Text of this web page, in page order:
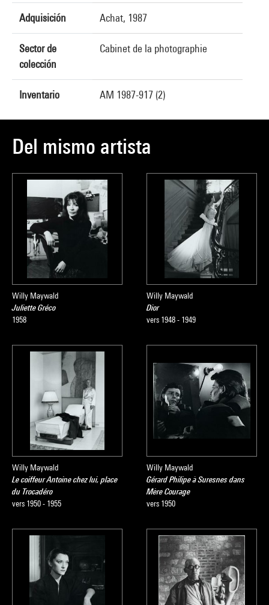
Adquisición Achat, 1987
Sector de
colección
Cabinet de la photographie
Inventario AM 1987-917 (2)
Del mismo artista
Willy Maywald
Juliette Gréco
1958
Willy Maywald
Dior
vers 1948 - 1949
Willy Maywald
Le coiffeur Antoine chez lui, place
du Trocadéro
vers 1950 - 1955
Willy Maywald
Gérard Philipe à Suresnes dans
Mère Courage
vers 1950